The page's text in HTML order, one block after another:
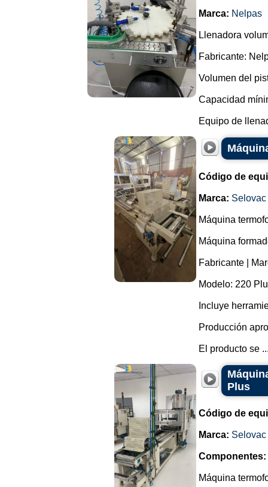
Marca: Nelpas
Llenadora
Fabricante:
Volumen del
Capacidad
Equipo de
Código de
Marca: Selovac
Máquina
Máquina
Fabricante |
Modelo: 220
Incluye
Producción
El producto se
Plus
Código de
Marca: Selovac
Componentes:
Máquina